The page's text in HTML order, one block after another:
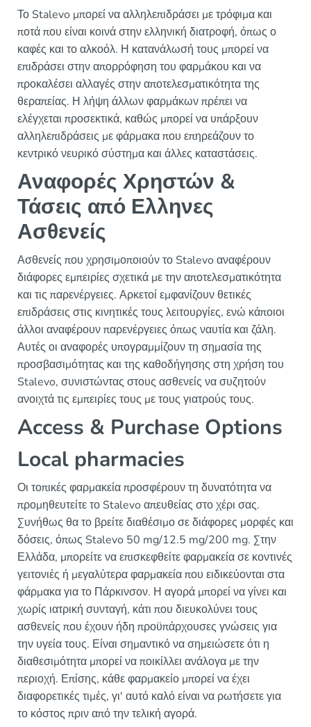
Το Stalevo μπορεί να αλληλεπιδράσει με τρόφιμα και
ποτά που είναι κοινά στην ελληνική διατροφή, όπως ο
καφές και το αλκοόλ. Η κατανάλωσή τους μπορεί να
επιδράσει στην απορρόφηση του φαρμάκου και να
προκαλέσει αλλαγές στην αποτελεσματικότητα της
θεραπείας. Η λήψη άλλων φαρμάκων πρέπει να
ελέγχεται προσεκτικά, καθώς μπορεί να υπάρξουν
αλληλεπιδράσεις με φάρμακα που επηρεάζουν το
κεντρικό νευρικό σύστημα και άλλες καταστάσεις.
Αναφορές Χρηστών &
Τάσεις από Ελληνες
Ασθενείς
Ασθενείς που χρησιμοποιούν το Stalevo αναφέρουν
διάφορες εμπειρίες σχετικά με την αποτελεσματικότητα
και τις παρενέργειες. Αρκετοί εμφανίζουν θετικές
επιδράσεις στις κινητικές τους λειτουργίες, ενώ κάποιοι
άλλοι αναφέρουν παρενέργειες όπως ναυτία και ζάλη.
Αυτές οι αναφορές υπογραμμίζουν τη σημασία της
προσβασιμότητας και της καθοδήγησης στη χρήση του
Stalevo, συνιστώντας στους ασθενείς να συζητούν
ανοιχτά τις εμπειρίες τους με τους γιατρούς τους.
Access & Purchase Options
Local pharmacies
Οι τοπικές φαρμακεία προσφέρουν τη δυνατότητα να
προμηθευτείτε το Stalevo απευθείας στο χέρι σας.
Συνήθως θα το βρείτε διαθέσιμο σε διάφορες μορφές και
δόσεις, όπως Stalevo 50 mg/12.5 mg/200 mg. Στην
Ελλάδα, μπορείτε να επισκεφθείτε φαρμακεία σε κοντινές
γειτονιές ή μεγαλύτερα φαρμακεία που ειδικεύονται στα
φάρμακα για το Πάρκινσον. Η αγορά μπορεί να γίνει και
χωρίς ιατρική συνταγή, κάτι που διευκολύνει τους
ασθενείς που έχουν ήδη προϋπάρχουσες γνώσεις για
την υγεία τους. Είναι σημαντικό να σημειώσετε ότι η
διαθεσιμότητα μπορεί να ποικίλλει ανάλογα με την
περιοχή. Επίσης, κάθε φαρμακείο μπορεί να έχει
διαφορετικές τιμές, γι' αυτό καλό είναι να ρωτήσετε για
το κόστος πριν από την τελική αγορά.